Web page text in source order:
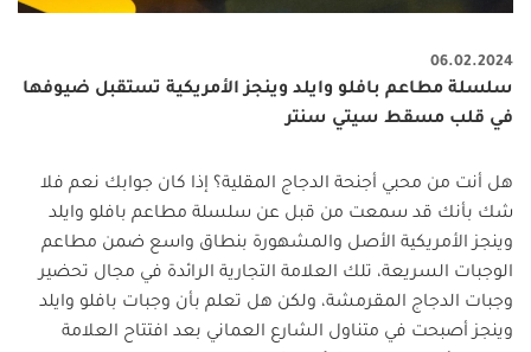
06.02.2024
سلسلة مطاعم بافلو وايلد وينجز الأمريكية تستقبل ضيوفها
في قلب مسقط سيتي سنتر
هل أنت من محبي أجنحة الدجاج المقلية؟ إذا كان جوابك نعم فلا
شك بأنك قد سمعت من قبل عن سلسلة مطاعم بافلو وايلد
وينجز الأمريكية الأصل والمشهورة بنطاق واسع ضمن مطاعم
الوجبات السريعة، تلك العلامة التجارية الرائدة في مجال تحضير
وجبات الدجاج المقرمشة، ولكن هل تعلم بأن وجبات بافلو وايلد
وينجز أصبحت في متناول الشارع العماني بعد افتتاح العلامة